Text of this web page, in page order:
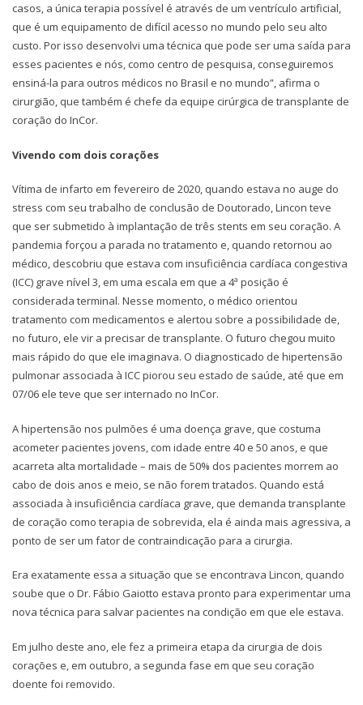
casos, a única terapia possível é através de um ventrículo artificial,
que é um equipamento de difícil acesso no mundo pelo seu alto
custo. Por isso desenvolvi uma técnica que pode ser uma saída para
esses pacientes e nós, como centro de pesquisa, conseguiremos
ensiná-la para outros médicos no Brasil e no mundo”, afirma o
cirurgião, que também é chefe da equipe cirúrgica de transplante de
coração do InCor.
Vivendo com dois corações
Vítima de infarto em fevereiro de 2020, quando estava no auge do
stress com seu trabalho de conclusão de Doutorado, Lincon teve
que ser submetido à implantação de três stents em seu coração. A
pandemia forçou a parada no tratamento e, quando retornou ao
médico, descobriu que estava com insuficiência cardíaca congestiva
(ICC) grave nível 3, em uma escala em que a 4ª posição é
considerada terminal. Nesse momento, o médico orientou
tratamento com medicamentos e alertou sobre a possibilidade de,
no futuro, ele vir a precisar de transplante. O futuro chegou muito
mais rápido do que ele imaginava. O diagnosticado de hipertensão
pulmonar associada à ICC piorou seu estado de saúde, até que em
07/06 ele teve que ser internado no InCor.
A hipertensão nos pulmões é uma doença grave, que costuma
acometer pacientes jovens, com idade entre 40 e 50 anos, e que
acarreta alta mortalidade – mais de 50% dos pacientes morrem ao
cabo de dois anos e meio, se não forem tratados. Quando está
associada à insuficiência cardíaca grave, que demanda transplante
de coração como terapia de sobrevida, ela é ainda mais agressiva, a
ponto de ser um fator de contraindicação para a cirurgia.
Era exatamente essa a situação que se encontrava Lincon, quando
soube que o Dr. Fábio Gaiotto estava pronto para experimentar uma
nova técnica para salvar pacientes na condição em que ele estava.
Em julho deste ano, ele fez a primeira etapa da cirurgia de dois
corações e, em outubro, a segunda fase em que seu coração
doente foi removido.